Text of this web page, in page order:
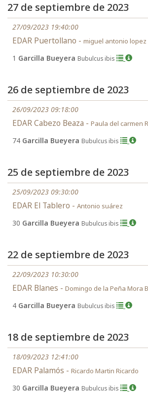
27 de septiembre de 2023
27/09/2023 19:40:00
EDAR Puertollano - miguel antonio lopez
1 Garcilla Bueyera Bubulcus ibis
26 de septiembre de 2023
26/09/2023 09:18:00
EDAR Cabezo Beaza - Paula del carmen
74 Garcilla Bueyera Bubulcus ibis
25 de septiembre de 2023
25/09/2023 09:30:00
EDAR El Tablero - Antonio suárez
30 Garcilla Bueyera Bubulcus ibis
22 de septiembre de 2023
22/09/2023 10:30:00
EDAR Blanes - Domingo de la Peña Mora
4 Garcilla Bueyera Bubulcus ibis
18 de septiembre de 2023
18/09/2023 12:41:00
EDAR Palamós - Ricardo Martin Ricardo
30 Garcilla Bueyera Bubulcus ibis